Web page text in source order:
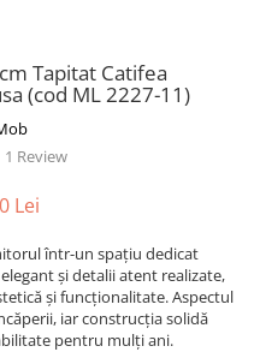
Tapitat Catifea
(cod ML 2227-11)
1 Review
Lei
într-un spațiu dedicat
și detalii atent realizate,
și funcționalitate. Aspectul
iar construcția solidă
pentru mulți ani.